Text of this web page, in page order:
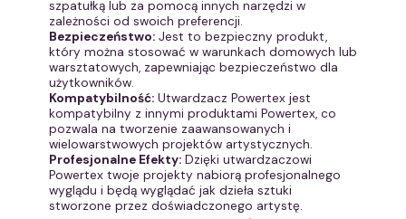
szpatułką lub za pomocą innych narzędzi w
zależności od swoich preferencji.
Bezpieczeństwo:Jest to bezpieczny produkt,
który można stosować w warunkach domowych lub
warsztatowych, zapewniając bezpieczeństwo dla
użytkowników.
Kompatybilność:Utwardzacz Powertex jest
kompatybilny z innymi produktami Powertex, co
pozwala na tworzenie zaawansowanych i
wielowarstwowych projektów artystycznych.
Profesjonalne Efekty:Dzięki utwardzaczowi
Powertex twoje projekty nabiorą profesjonalnego
wyglądu i będą wyglądać jak dzieła sztuki
stworzone przez doświadczonego artystę.